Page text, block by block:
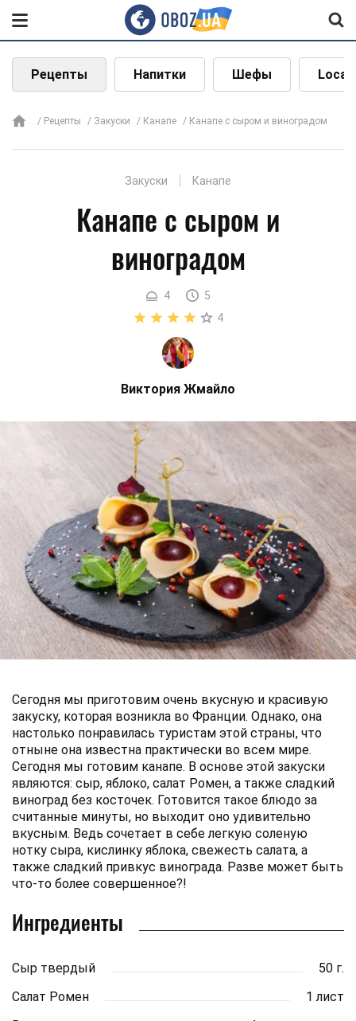
Рецепты Напитки Шефы Local
Рецепты Закуски Канапе Канапе с сыром и виноградом
Закуски Канапе
Канапе с сыром и
виноградом
4
5
4
Виктория Жмайло
Сегодня мы приготовим очень вкусную и красивую
закуску, которая возникла во Франции. Однако, она
настолько понравилась туристам этой страны, что
отныне она известна практически во всем мире.
Сегодня мы готовим канапе. В основе этой закуски
являются: сыр, яблоко, салат Ромен, а также сладкий
виноград без косточек. Готовится такое блюдо за
считанные минуты, но выходит оно удивительно
вкусным. Ведь сочетает в себе легкую соленую
нотку сыра, кислинку яблока, свежесть салата, а
также сладкий привкус винограда. Разве может быть
что-то более совершенное?!
Ингредиенты
Сыр твердый
50 г.
Салат Ромен
1 лист